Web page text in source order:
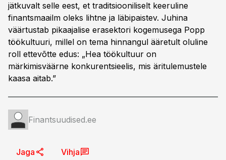
jätkuvalt selle eest, et traditsiooniliselt keeruline
finantsmaailm oleks lihtne ja läbipaistev. Juhina
väärtustab pikaajalise erasektori kogemusega Popp
töökultuuri, millel on tema hinnangul ääretult oluline
roll ettevõtte edus: „Hea töökultuur on
märkimisväärne konkurentsieelis, mis äritulemustele
kaasa aitab.”
Finantsuudised.ee
Jaga Vihja